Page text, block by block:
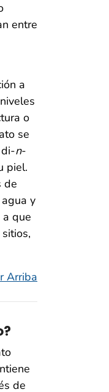
entre
a
o
se
n-
piel.
de
y
que
Arriba
de